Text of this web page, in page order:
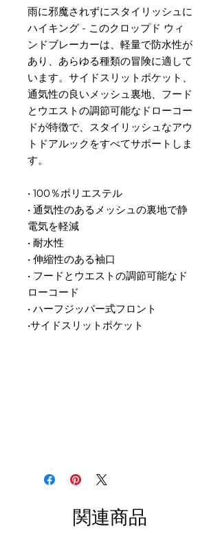
雨に邪魔されずにスタイリッシュに
ハイキング - このクロップド ウィ
ンドブレーカーは、軽量で防水性が
あり、あらゆる種類の冒険に適して
います。サイドスリットポケット、
通気性の良いメッシュ裏地、フード
とウエストの調節可能なドローコー
ドが特徴で、スタイリッシュなアウ
トドアルックをすべてサポートしま
す。
• 100％ポリエステル
• 通気性のあるメッシュの裏地で静
電気を軽減
• 耐水性
• 伸縮性のある袖口
• フードとウエストの調節可能なド
ローコード
• ハーフジッパー式フロント
•サイドスリットポケット
関連商品